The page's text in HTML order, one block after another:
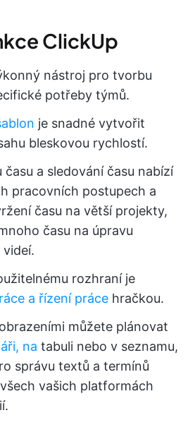
ClickUp
nástroj pro tvorbu
potřeby týmů.
je snadné vytvořit
bleskovou rychlostí.
času a sledování času nabízí
pracovních postupech a
času na větší projekty,
času na úpravu
rozhraní je
a řízení práce hračkou.
můžete plánovat
na tabuli nebo v seznamu,
správu textů a termínů
vašich platformách